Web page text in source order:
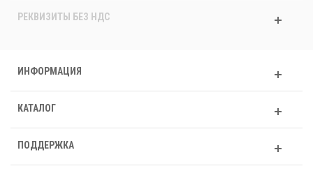
РЕКВИЗИТЫ БЕЗ НДС
ИНФОРМАЦИЯ
КАТАЛОГ
ПОДДЕРЖКА